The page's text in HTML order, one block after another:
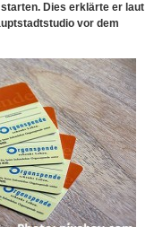
Dies erklärte er laut
vor dem